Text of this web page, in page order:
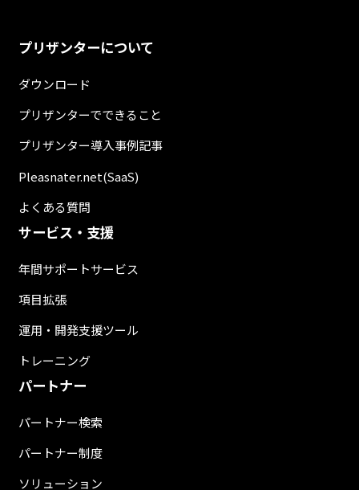
プリザンターについて
ダウンロード
プリザンターでできること
プリザンター導入事例記事
Pleasnater.net(SaaS)
よくある質問
サービス・支援
年間サポートサービス
項目拡張
運用・開発支援ツール
トレーニング
パートナー
パートナー検索
パートナー制度
ソリューション